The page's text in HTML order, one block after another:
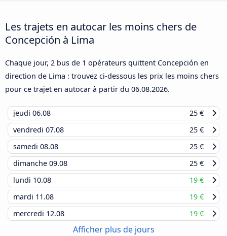
Les trajets en autocar les moins chers de
Concepción à Lima
Chaque jour, 2 bus de 1 opérateurs quittent Concepción en
direction de Lima : trouvez ci-dessous les prix les moins chers
pour ce trajet en autocar à partir du 06.08.2026.
jeudi 06.08
25 €
vendredi 07.08
25 €
samedi 08.08
25 €
dimanche 09.08
25 €
lundi 10.08
19 €
mardi 11.08
19 €
mercredi 12.08 19 €
Afficher plus de jours